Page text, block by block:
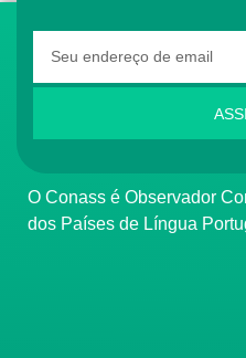
O Conass é Observador Consultivo da Comunidade
dos Países de Língua